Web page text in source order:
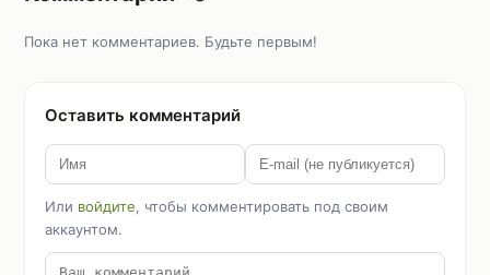
Пока нет комментариев. Будьте первым!
Оставить комментарий
Или войдите, чтобы комментировать под своим
аккаунтом.